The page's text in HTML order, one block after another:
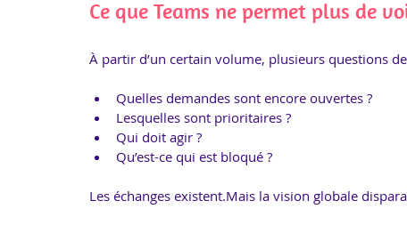
Ce que Teams ne permet plus de
À partir d’un certain volume, plusieurs questions
Quelles demandes sont encore ouvertes ?
Lesquelles sont prioritaires ?
Qui doit agir ?
Qu’est-ce qui est bloqué ?
Les échanges existent.Mais la vision globale